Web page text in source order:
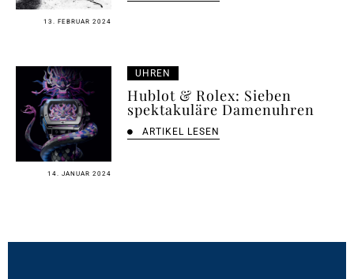
13. FEBRUAR 2024
14. JANUAR 2024
UHREN
Hublot & Rolex: Sieben
spektakuläre Damenuhren
ARTIKEL LESEN